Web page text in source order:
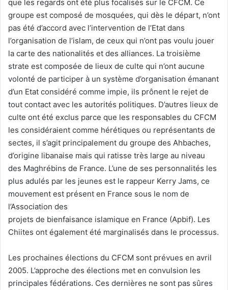
que les regards ont été plus focalisés sur le CFCM. Ce
groupe est composé de mosquées, qui dès le départ, n’ont
pas été d’accord avec l’intervention de l’Etat dans
l’organisation de l’islam, de ceux qui n’ont pas voulu jouer
la carte des nationalités et des alliances. La troisième
strate est composée de lieux de culte qui n’ont aucune
volonté de participer à un système d’organisation émanant
d’un Etat considéré comme impie, ils prônent le rejet de
tout contact avec les autorités politiques. D’autres lieux de
culte ont été exclus parce que les responsables du CFCM
les considéraient comme hérétiques ou représentants de
sectes, il s’agit principalement du groupe des Ahbaches,
d’origine libanaise mais qui ratisse très large au niveau
des Maghrébins de France. L’une de ses personnalités les
plus adulés par les jeunes est le rappeur Kerry Jams, ce
mouvement est présent en France sous le nom de
l’Association des
projets de bienfaisance islamique en France (Apbif). Les
Chiites ont également été marginalisés dans le processus.
Les prochaines élections du CFCM sont prévues en avril
2005. L’approche des élections met en convulsion les
principales fédérations. Ces dernières ne sont pas sûres